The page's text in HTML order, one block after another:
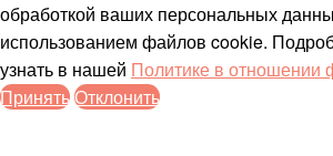
обработкой ваших персональных
использованием файлов cookie.
узнать в нашей Политике в отношении
ПринятьОтклонить